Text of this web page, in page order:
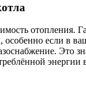
отопления.
особенно если в
Это
энергии